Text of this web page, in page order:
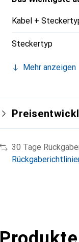
Kabel +
Steckertyp
Mehr anzeigen
30 Tage